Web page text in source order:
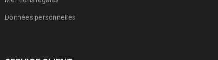
Données personnelles